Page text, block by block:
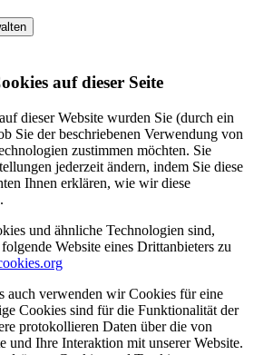
auf dieser Seite
dieser Website wurden Sie (durch ein
Sie der beschriebenen Verwendung von
zustimmen möchten. Sie
jederzeit ändern, indem Sie diese
Ihnen erklären, wie wir diese
und ähnliche Technologien sind,
Website eines Drittanbieters zu
auch verwenden wir Cookies für eine
Cookies sind für die Funktionalität der
protokollieren Daten über die von
und Ihre Interaktion mit unserer Website.